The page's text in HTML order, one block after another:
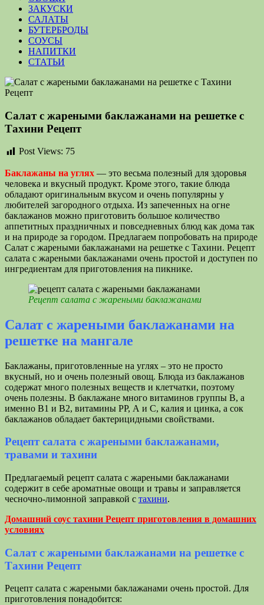
ЗАКУСКИ
САЛАТЫ
БУТЕРБРОДЫ
СОУСЫ
НАПИТКИ
СТАТЬИ
Салат с жареными баклажанами на решетке с
Тахини Рецепт
Post Views: 75
Баклажаны на углях — это весьма полезный для здоровья
человека и вкусный продукт. Кроме этого, такие блюда
обладают оригинальным вкусом и очень популярны у
любителей загородного отдыха. Из запеченных на огне
баклажанов можно приготовить большое количество
аппетитных праздничных и повседневных блюд как дома так
и на природе за городом. Предлагаем попробовать на природе
Салат с жареными баклажанами на решетке с Тахини. Рецепт
салата с жареными баклажанами очень простой и доступен по
ингредиентам для приготовления на пикнике.
Рецепт салата с жареными баклажанами
Салат с жареными баклажанами на
решетке на мангале
Баклажаны, приготовленные на углях – это не просто
вкусный, но и очень полезный овощ. Блюда из баклажанов
содержат много полезных веществ и клетчатки, поэтому
очень полезны. В баклажане много витаминов группы В, а
именно В1 и В2, витамины РР, А и С, калия и цинка, а сок
баклажанов обладает бактерицидными свойствами.
Рецепт салата с жареными баклажанами,
травами и тахини
Предлагаемый рецепт салата с жареными баклажанами
содержит в себе ароматные овощи и травы и заправляется
чесночно-лимонной заправкой с тахини.
Домашний соус тахини Рецепт приготовления в домашних
условиях
Салат с жареными баклажанами на решетке с
Тахини Рецепт
Рецепт салата с жареными баклажанами очень простой. Для
приготовления понадобится: